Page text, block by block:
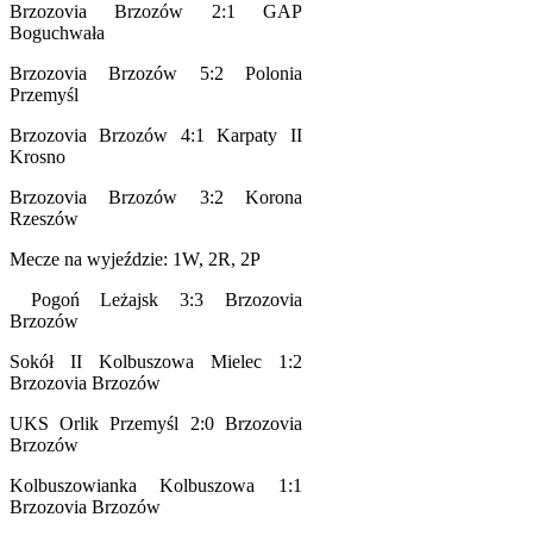
Brzozovia Brzozów 2:1 GAP
Boguchwała
Brzozovia Brzozów 5:2 Polonia
Przemyśl
Brzozovia Brzozów 4:1 Karpaty II
Krosno
Brzozovia Brzozów 3:2 Korona
Rzeszów
Mecze na wyjeździe: 1W, 2R, 2P
Pogoń Leżajsk 3:3 Brzozovia
Brzozów
Sokół II Kolbuszowa Mielec 1:2
Brzozovia Brzozów
UKS Orlik Przemyśl 2:0 Brzozovia
Brzozów
Kolbuszowianka Kolbuszowa 1:1
Brzozovia Brzozów